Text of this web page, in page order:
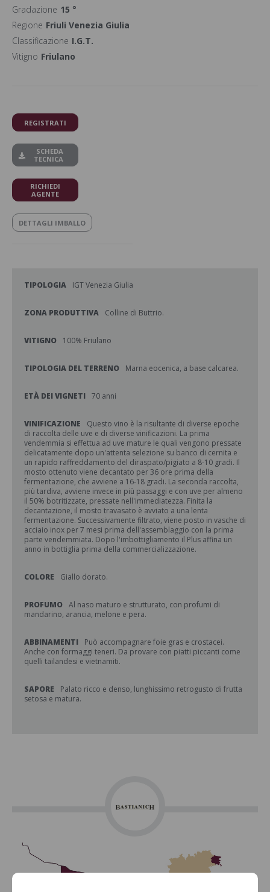
Gradazione 15 °
Regione Friuli Venezia Giulia
Classificazione I.G.T.
Vitigno Friulano
REGISTRATI
SCHEDA
TECNICA
RICHIEDI
AGENTE
DETTAGLI IMBALLO
TIPOLOGIA IGT Venezia Giulia
ZONA PRODUTTIVA Colline di Buttrio.
VITIGNO 100% Friulano
TIPOLOGIA DEL TERRENO Marna eocenica, a base calcarea.
ETÀ DEI VIGNETI 70 anni
VINIFICAZIONE
Questo vino è la risultante di diverse epoche
di raccolta delle uve e di diverse vinificazioni. La prima
vendemmia si effettua ad uve mature le quali vengono pressate
delicatamente dopo un'attenta selezione su banco di cernita e
un rapido raffreddamento del diraspato/pigiato a 8-10 gradi. Il
mosto ottenuto viene decantato per 36 ore prima della
fermentazione, che avviene a 16-18 gradi. La seconda raccolta,
più tardiva, avviene invece in più passaggi e con uve per almeno
il 50% botritizzate, pressate nell'immediatezza. Finita la
decantazione, il mosto travasato è avviato a una lenta
fermentazione. Successivamente filtrato, viene posto in vasche di
acciaio inox per 7 mesi prima dell'assemblaggio con la prima
parte vendemmiata. Dopo l'imbottigliamento il Plus affina un
anno in bottiglia prima della commercializzazione.
COLORE Giallo dorato.
PROFUMO Al naso maturo e strutturato, con profumi di
mandarino, arancia, melone e pera.
ABBINAMENTI
Può accompagnare foie gras e crostacei.
Anche con formaggi teneri. Da provare con piatti piccanti come
quelli tailandesi e vietnamiti.
SAPORE
Palato ricco e denso, lunghissimo retrogusto di frutta
setosa e matura.